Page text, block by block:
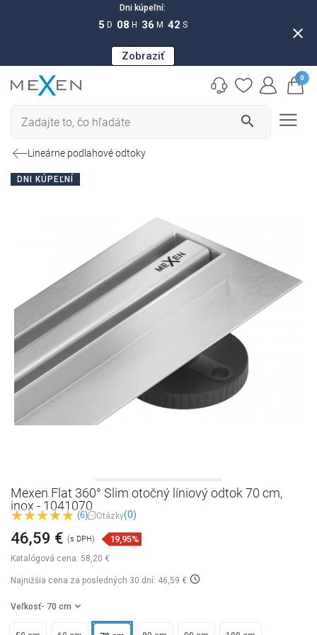
Dni kúpeľní:
5 D 08 H 36 M 41 S
Zobraziť
close
search
0
Lineárne podlahové odtoky
DNI KÚPEĽNÍ
Mexen Flat 360° Slim otočný líniový odtok 70 cm,
inox - 1041070
(6) Otázky(0)
Katalógová cena: 58,20 €
46,59 € (s DPH) 19,95%
Najnižšia cena za posledných 30 dní: 46,59 €
Veľkosť - 70 cm